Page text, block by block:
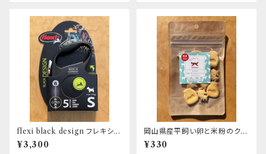
flexi black design フレキシ リ
ード ブラックデザイン コード5
ｍ S
¥3,300
岡山県産平飼い卵と米粉のクッ
キー ～ヤギミルク～
¥330